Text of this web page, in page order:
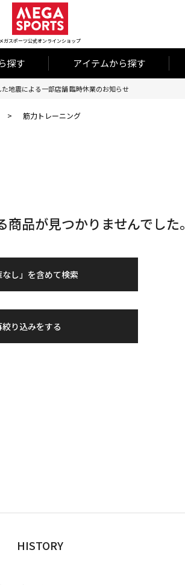
メガスポーツ公式オンラインショップ
探す アイテムから探す
地震による一部店舗 臨時休業のお知らせ
> 筋力トレーニング
品が見つかりませんでした。
なし」を含めて検索
絞り込みをする
HISTORY